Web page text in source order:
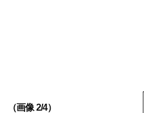
（画像 2/4）